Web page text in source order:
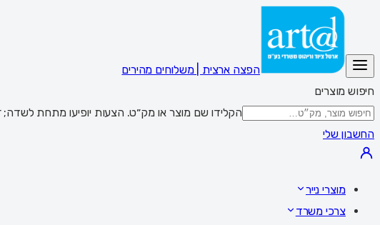
הפצה ארצית | משלוחים מהירים
חיפוש מוצרים
הקלידו שם מוצר או מק״ט. הצעות יופיעו מתחת לשדה; Enter מציג את כל התוצאות, Escape סוגר את ההצעות.
החשבון שלי
מוצרי נייר
צרכי משרד